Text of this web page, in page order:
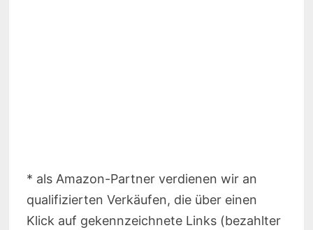
* als Amazon-Partner verdienen wir an
qualifizierten Verkäufen, die über einen
Klick auf gekennzeichnete Links (bezahlter